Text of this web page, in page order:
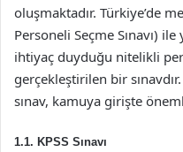
oluşmaktadır. Türkiye’de
Personeli Seçme Sınavı)
ihtiyaç duyduğu nitelikli
gerçekleştirilen bir
sınav, kamuya girişte
1.1. KPSS Sınavı